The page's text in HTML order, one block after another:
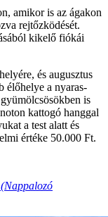
amikor is az ágakon
rejtőzködését.
kikelő fiókái
és augusztus
élőhelye a nyaras-
is
kattogó hanggal
a test alatt és
értéke 50.000 Ft.
(Nappalozó